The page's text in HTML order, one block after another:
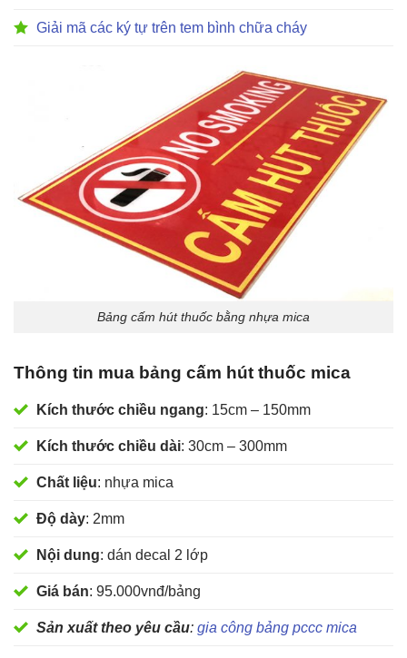
Giải mã các ký tự trên tem bình chữa cháy
Bảng cấm hút thuốc bằng nhựa mica
Thông tin mua bảng cấm hút thuốc mica
Kích thước chiều ngang: 15cm – 150mm
Kích thước chiều dài: 30cm – 300mm
Chất liệu: nhựa mica
Độ dày: 2mm
Nội dung: dán decal 2 lớp
Giá bán: 95.000vnđ/bảng
Sản xuất theo yêu cầu: gia công bảng pccc mica